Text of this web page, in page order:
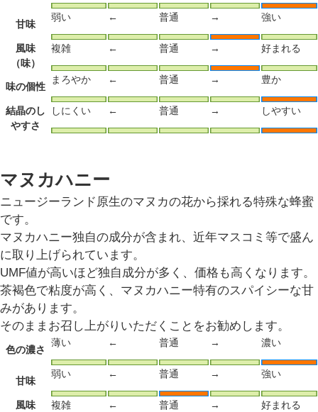
甘味
弱い ← 普通 → 強い
風味
（味）
複雑 ← 普通 → 好まれる
味の個性
まろやか ← 普通 → 豊か
結晶のし
やすさ
しにくい ← 普通 → しやすい
マヌカハニー
ニュージーランド原生のマヌカの花から採れる特殊な蜂蜜
です。
マヌカハニー独自の成分が含まれ、近年マスコミ等で盛ん
に取り上げられています。
UMF値が高いほど独自成分が多く、価格も高くなります。
茶褐色で粘度が高く、マヌカハニー特有のスパイシーな甘
みがあります。
そのままお召し上がりいただくことをお勧めします。
色の濃さ
薄い ← 普通 → 濃い
甘味
弱い ← 普通 → 強い
風味
複雑 ← 普通 → 好まれる